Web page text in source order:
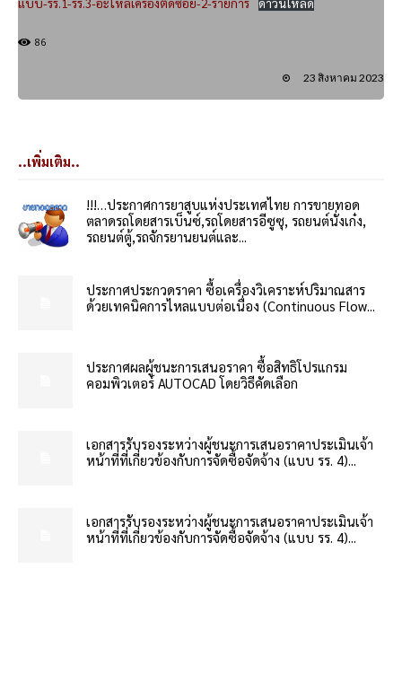
86
23 สิงหาคม 2023
..เพิ่มเติม..
!!!…ประกาศการยาสูบแห่งประเทศไทย การขายทอด
ตลาดรถโดยสารเบ็นซ์,รถโดยสารอีซูซุ, รถยนต์นั่งเก๋ง,
รถยนต์ตู้,รถจักรยานยนต์และ...
ประกาศประกวดราคา ซื้อเครื่องวิเคราะห์ปริมาณสาร
ด้วยเทคนิคการไหลแบบต่อเนื่อง (Continuous Flow...
ประกาศผลผู้ชนะการเสนอราคา ซื้อสิทธิโปรแกรม
คอมพิวเตอร์ AUTOCAD โดยวิธีคัดเลือก
เอกสารรับรองระหว่างผู้ชนะการเสนอราคาประเมินเจ้า
หน้าที่ที่เกี่ยวข้องกับการจัดซื้อจัดจ้าง (แบบ รร. 4)...
เอกสารรับรองระหว่างผู้ชนะการเสนอราคาประเมินเจ้า
หน้าที่ที่เกี่ยวข้องกับการจัดซื้อจัดจ้าง (แบบ รร. 4)...